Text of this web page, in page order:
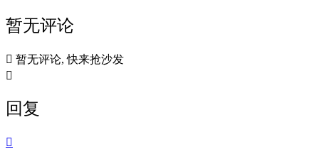
暂无评论
 暂无评论, 快来抢沙发

回复
